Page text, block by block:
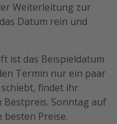
Weiterleitung zur
Datum rein und
ist das Beispieldatum
Termin nur ein paar
findet ihr
Sonntag auf
Preise.